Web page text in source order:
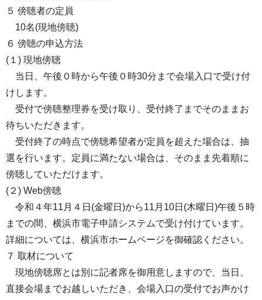
５ 傍聴者の定員
10名(現地傍聴)
６ 傍聴の申込方法
(１) 現地傍聴
当日、午後０時から午後０時30分まで会場入口で受け付
けします。
受付で傍聴整理券を受け取り、受付終了までそのままお
待ちいただきます。
受付終了の時点で傍聴希望者が定員を超えた場合は、抽
選を行います。定員に満たない場合は、そのまま先着順に
傍聴していただけます。
(２) Web傍聴
令和４年11月４日(金曜日)から11月10日(木曜日)午後５時
までの間、横浜市電子申請システムで受け付けています。
詳細については、横浜市ホームページを御確認ください。
７ 取材について
現地傍聴席とは別に記者席を御用意しますので、当日、
直接会場までお越しいただき、会場入口の受付でお声かけ